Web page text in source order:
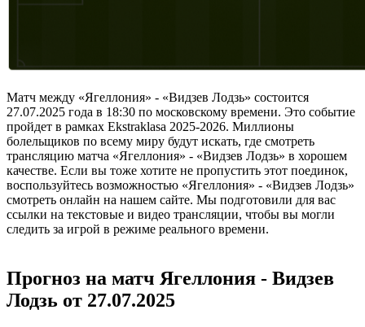
Матч между «Ягеллония» - «Видзев Лодзь» состоится
27.07.2025 года в 18:30 по московскому времени. Это событие
пройдет в рамках Ekstraklasa 2025-2026. Миллионы
болельщиков по всему миру будут искать, где смотреть
трансляцию матча «Ягеллония» - «Видзев Лодзь» в хорошем
качестве. Если вы тоже хотите не пропустить этот поединок,
воспользуйтесь возможностью «Ягеллония» - «Видзев Лодзь»
смотреть онлайн на нашем сайте. Мы подготовили для вас
ссылки на текстовые и видео трансляции, чтобы вы могли
следить за игрой в режиме реального времени.
Прогноз на матч Ягеллония - Видзев
Лодзь от 27.07.2025